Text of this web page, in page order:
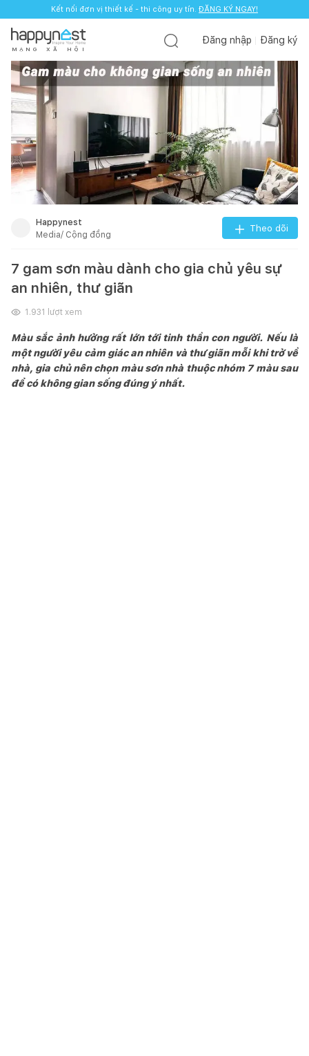
Kết nối đơn vị thiết kế - thi công uy tín. ĐĂNG KÝ NGAY!
M Ạ N G X Ã H Ộ I
Đăng nhập Đăng ký
Happynest
Media/ Cộng đồng
Theo dõi
7 gam sơn màu dành cho gia chủ yêu sự
an nhiên, thư giãn
1.931 lượt xem
Màu sắc ảnh hưởng rất lớn tới tinh thần con người. Nếu là
một người yêu cảm giác an nhiên và thư giãn mỗi khi trở về
nhà, gia chủ nên chọn màu sơn nhà thuộc nhóm 7 màu sau
để có không gian sống đúng ý nhất.